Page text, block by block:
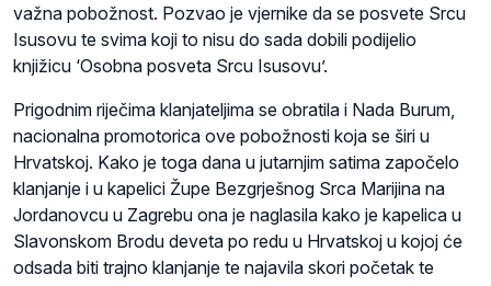
važna pobožnost. Pozvao je vjernike da se posvete Srcu
Isusovu te svima koji to nisu do sada dobili podijelio
knjižicu ‘Osobna posveta Srcu Isusovu’.
Prigodnim riječima klanjateljima se obratila i Nada Burum,
nacionalna promotorica ove pobožnosti koja se širi u
Hrvatskoj. Kako je toga dana u jutarnjim satima započelo
klanjanje i u kapelici Župe Bezgrješnog Srca Marijina na
Jordanovcu u Zagrebu ona je naglasila kako je kapelica u
Slavonskom Brodu deveta po redu u Hrvatskoj u kojoj će
odsada biti trajno klanjanje te najavila skori početak te